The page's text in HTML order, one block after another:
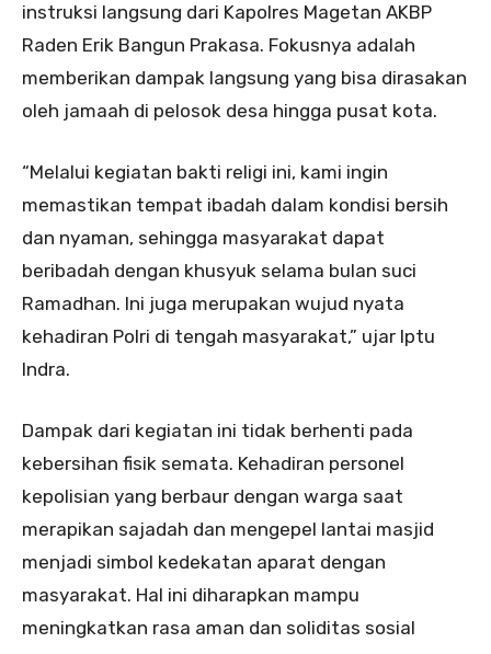
instruksi langsung dari Kapolres Magetan AKBP
Raden Erik Bangun Prakasa. Fokusnya adalah
memberikan dampak langsung yang bisa dirasakan
oleh jamaah di pelosok desa hingga pusat kota.
“Melalui kegiatan bakti religi ini, kami ingin
memastikan tempat ibadah dalam kondisi bersih
dan nyaman, sehingga masyarakat dapat
beribadah dengan khusyuk selama bulan suci
Ramadhan. Ini juga merupakan wujud nyata
kehadiran Polri di tengah masyarakat,” ujar Iptu
Indra.
Dampak dari kegiatan ini tidak berhenti pada
kebersihan fisik semata. Kehadiran personel
kepolisian yang berbaur dengan warga saat
merapikan sajadah dan mengepel lantai masjid
menjadi simbol kedekatan aparat dengan
masyarakat. Hal ini diharapkan mampu
meningkatkan rasa aman dan soliditas sosial